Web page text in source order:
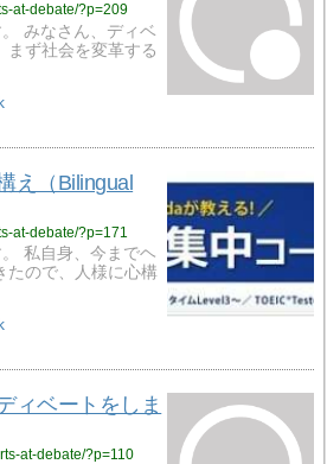
at-debate/?p=209
みなさん、ディベ
まず社会を変革する
え（Bilingual
at-debate/?p=171
私自身、今までヘ
たので、人様に心構
ィベートをしま
at-debate/?p=110